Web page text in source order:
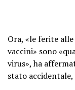
Ora, «le ferite
vaccini» sono
virus», ha
stato